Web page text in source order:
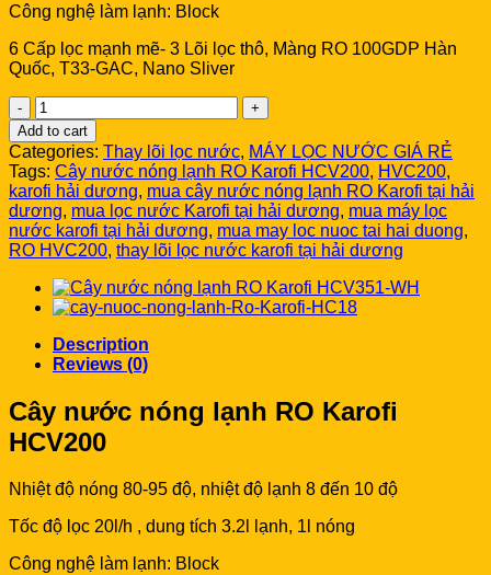
Công nghệ làm lạnh: Block
6 Cấp lọc mạnh mẽ- 3 Lõi lọc thô, Màng RO 100GDP Hàn
Quốc, T33-GAC, Nano Sliver
Cây
nước
nóng
lạnh
RO
Karofi
HCV200
quantity
Add to cart
Categories: Thay lõi lọc nước, MÁY LỌC NƯỚC GIÁ RẺ
Tags: Cây nước nóng lạnh RO Karofi HCV200, HVC200,
karofi hải dương, mua cây nước nóng lạnh RO Karofi tại hải
dương, mua lọc nước Karofi tại hải dương, mua máy lọc
nước karofi tại hải dương, mua may loc nuoc tai hai duong,
RO HVC200, thay lõi lọc nước karofi tại hải dương
Description
Reviews (0)
Cây nước nóng lạnh RO Karofi
HCV200
Nhiệt độ nóng 80-95 độ, nhiệt độ lạnh 8 đến 10 độ
Tốc độ lọc 20l/h , dung tích 3.2l lạnh, 1l nóng
Công nghệ làm lạnh: Block